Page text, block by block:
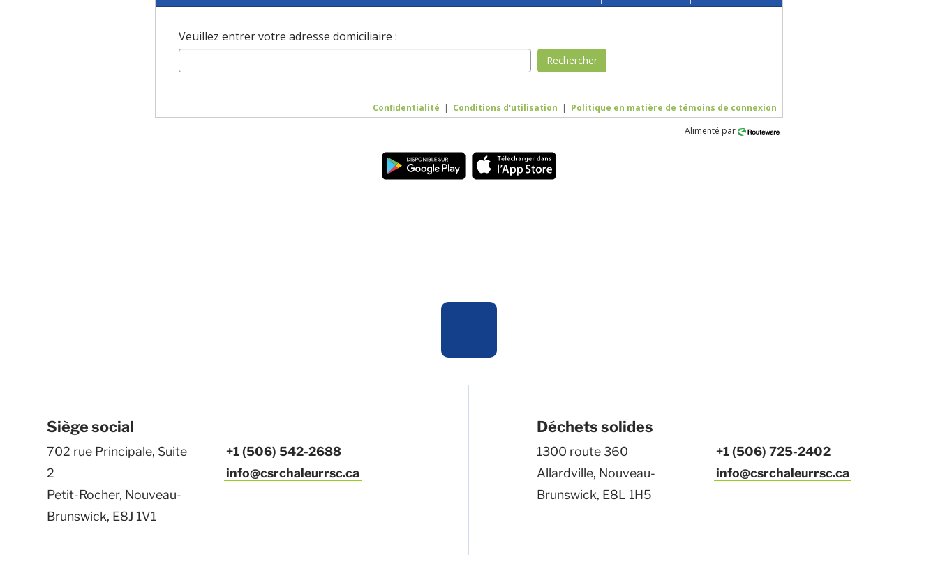
Veuillez entrer votre adresse domiciliaire :
Rechercher
Confidentialité | Conditions d'utilisation | Politique en matière de témoins de connexion
Alimenté par
Siège social
702 rue Principale, Suite
2
Petit-Rocher, Nouveau-
Brunswick, E8J 1V1
+1 (506) 542-2688
info@csrchaleurrsc.ca
Déchets solides
1300 route 360
Allardville, Nouveau-
Brunswick, E8L 1H5
+1 (506) 725-2402
info@csrchaleurrsc.ca